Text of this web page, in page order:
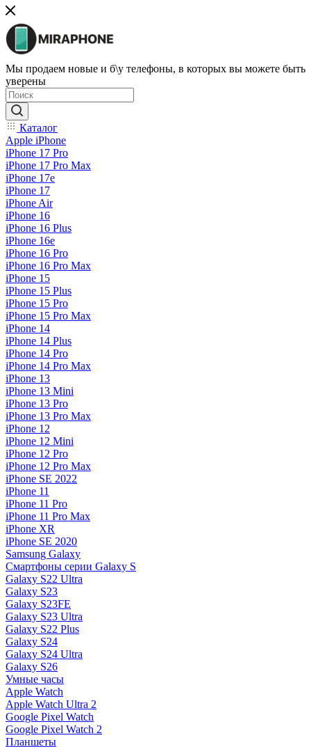
Мы продаем новые и б\у телефоны, в которых вы можете быть
уверены
Каталог
Apple iPhone
iPhone 17 Pro
iPhone 17 Pro Max
iPhone 17e
iPhone 17
iPhone Air
iPhone 16
iPhone 16 Plus
iPhone 16e
iPhone 16 Pro
iPhone 16 Pro Max
iPhone 15
iPhone 15 Plus
iPhone 15 Pro
iPhone 15 Pro Max
iPhone 14
iPhone 14 Plus
iPhone 14 Pro
iPhone 14 Pro Max
iPhone 13
iPhone 13 Mini
iPhone 13 Pro
iPhone 13 Pro Max
iPhone 12
iPhone 12 Mini
iPhone 12 Pro
iPhone 12 Pro Max
iPhone SE 2022
iPhone 11
iPhone 11 Pro
iPhone 11 Pro Max
iPhone XR
iPhone SE 2020
Samsung Galaxy
Смартфоны серии Galaxy S
Galaxy S22 Ultra
Galaxy S23
Galaxy S23FE
Galaxy S23 Ultra
Galaxy S22 Plus
Galaxy S24
Galaxy S24 Ultra
Galaxy S26
Умные часы
Apple Watch
Apple Watch Ultra 2
Google Pixel Watch
Google Pixel Watch 2
Планшеты